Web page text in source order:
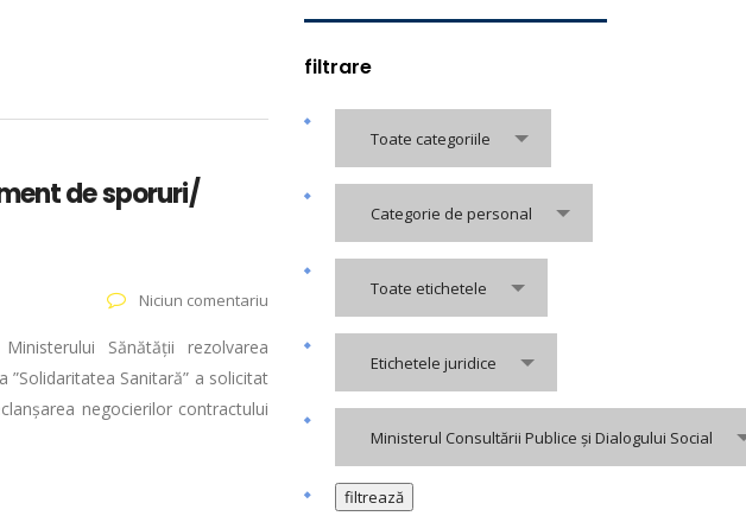
de sporuri/
Niciun comentariu
Sănătății rezolvarea
Sanitară” a solicitat
negocierilor contractului
filtrare
Toate categoriile
Categorie de personal
Toate etichetele
Etichetele juridice
Ministerul Consultării Publice și Dialogului Social